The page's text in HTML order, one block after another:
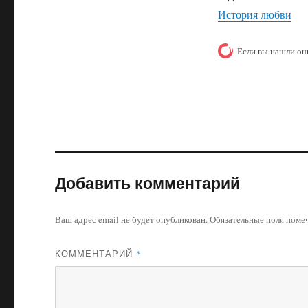
История любви
Если вы нашли
Добавить комментарий
Ваш адрес email не будет опубликован.Обязательные поля
КОММЕНТАРИЙ *